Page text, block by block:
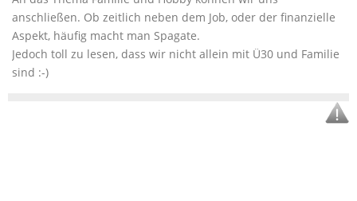
anschließen. Ob zeitlich neben dem Job, oder der finanzielle
Aspekt, häufig macht man Spagate.
Jedoch toll zu lesen, dass wir nicht allein mit Ü30 und Familie
sind :-)